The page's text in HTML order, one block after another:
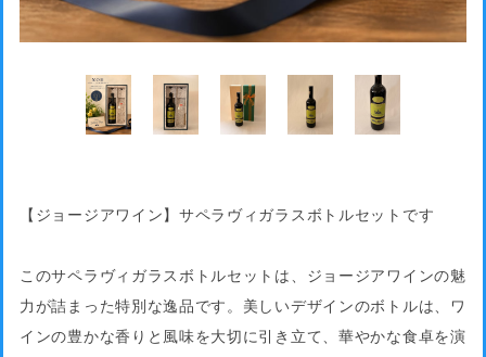
【ジョージアワイン】サペラヴィガラスボトルセットです
このサペラヴィガラスボトルセットは、ジョージアワインの魅
力が詰まった特別な逸品です。美しいデザインのボトルは、ワ
インの豊かな香りと風味を大切に引き立て、華やかな食卓を演